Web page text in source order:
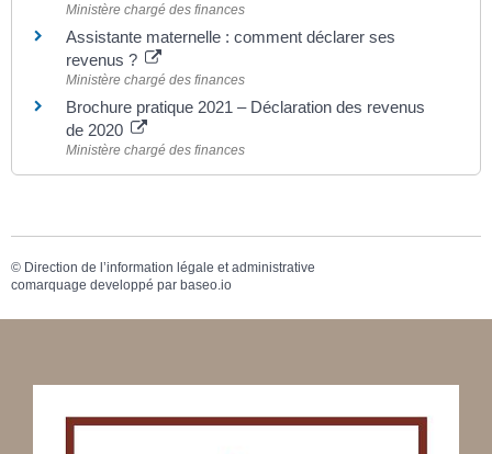
Ministère chargé des finances
Assistante maternelle : comment déclarer ses
revenus ?
Ministère chargé des finances
Brochure pratique 2021 – Déclaration des revenus
de 2020
Ministère chargé des finances
© Direction de l’information légale et administrative
comarquage developpé par baseo.io